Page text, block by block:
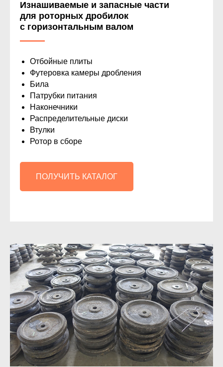
Изнашиваемые и запасные части
для роторных дробилок
с горизонтальным валом
Отбойные плиты
Футеровка камеры дробления
Била
Патрубки питания
Наконечники
Распределительные диски
Втулки
Ротор в сборе
ПОЛУЧИТЬ КАТАЛОГ